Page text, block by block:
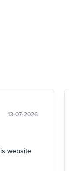
13-07-2026
website